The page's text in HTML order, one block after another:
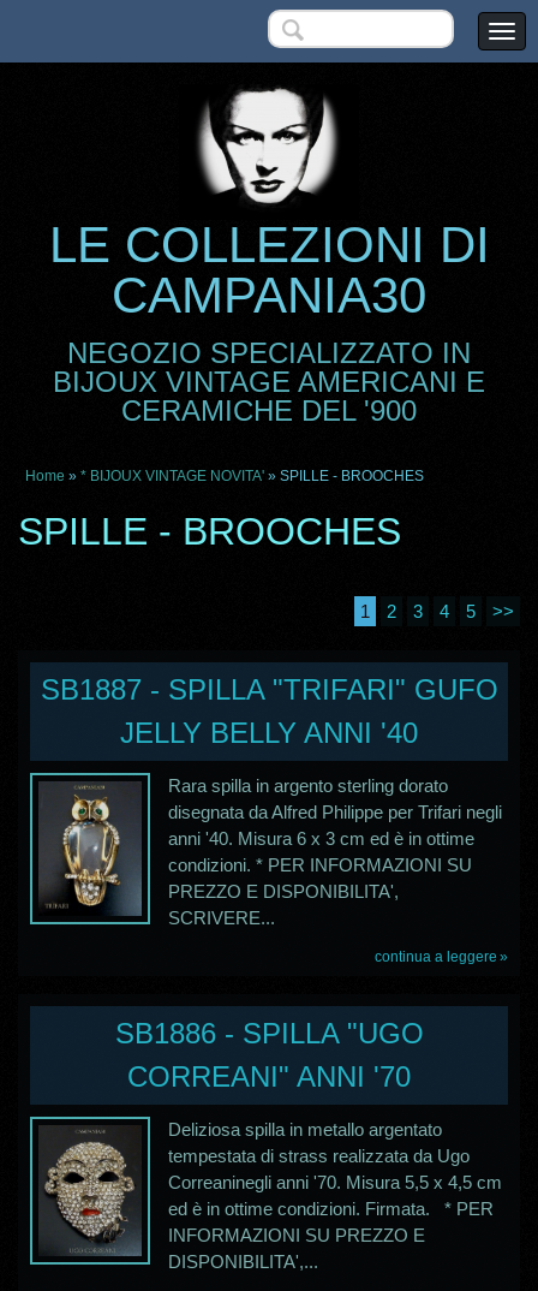
LE COLLEZIONI DI
CAMPANIA30
NEGOZIO SPECIALIZZATO IN
BIJOUX VINTAGE AMERICANI E
CERAMICHE DEL '900
Home » * BIJOUX VINTAGE NOVITA' » SPILLE - BROOCHES
SPILLE - BROOCHES
1 2 3 4 5 >>
SB1887 - SPILLA "TRIFARI" GUFO
JELLY BELLY ANNI '40
Rara spilla in argento sterling dorato
disegnata da Alfred Philippe per Trifari negli
anni '40. Misura 6 x 3 cm ed è in ottime
condizioni. * PER INFORMAZIONI SU
PREZZO E DISPONIBILITA',
SCRIVERE...
continua a leggere
SB1886 - SPILLA "UGO
CORREANI" ANNI '70
Deliziosa spilla in metallo argentato
tempestata di strass realizzata da Ugo
Correaninegli anni '70. Misura 5,5 x 4,5 cm
ed è in ottime condizioni. Firmata. * PER
INFORMAZIONI SU PREZZO E
DISPONIBILITA',...